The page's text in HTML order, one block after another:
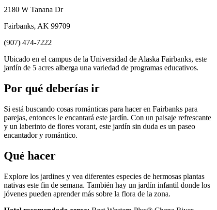
2180 W Tanana Dr
Fairbanks, AK 99709
(907) 474-7222
Ubicado en el campus de la Universidad de Alaska Fairbanks, este
jardín de 5 acres alberga una variedad de programas educativos.
Por qué deberías ir
Si está buscando cosas románticas para hacer en Fairbanks para
parejas, entonces le encantará este jardín. Con un paisaje refrescante
y un laberinto de flores vorant, este jardín sin duda es un paseo
encantador y romántico.
Qué hacer
Explore los jardines y vea diferentes especies de hermosas plantas
nativas este fin de semana. También hay un jardín infantil donde los
jóvenes pueden aprender más sobre la flora de la zona.